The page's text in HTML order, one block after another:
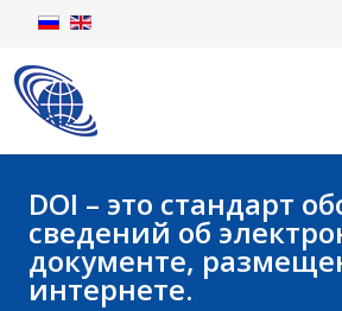
DOI – это стандарт
сведений об
документе,
интернете.